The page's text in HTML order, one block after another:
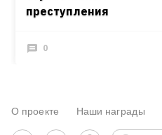
преступления
0
О проекте Наши награды